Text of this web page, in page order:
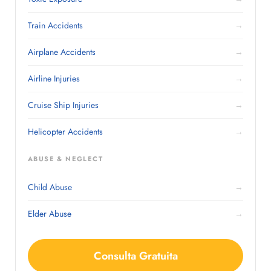
Train Accidents →
Airplane Accidents →
Airline Injuries →
Cruise Ship Injuries →
Helicopter Accidents →
ABUSE & NEGLECT
Child Abuse →
Elder Abuse →
Consulta Gratuita